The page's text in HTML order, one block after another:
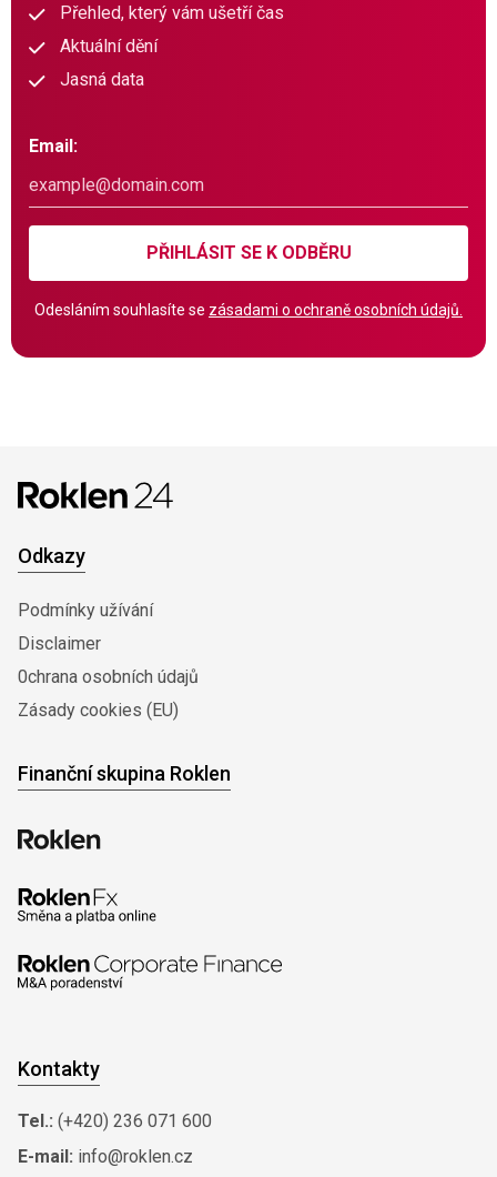
Přehled, který vám ušetří čas
Aktuální dění
Jasná data
Email:
PŘIHLÁSIT SE K ODBĚRU
Odesláním souhlasíte se zásadami o ochraně osobních údajů.
Odkazy
Podmínky užívání
Disclaimer
0chrana osobních údajů
Zásady cookies (EU)
Finanční skupina Roklen
Kontakty
Tel.: (+420) 236 071 600
E-mail: info@roklen.cz